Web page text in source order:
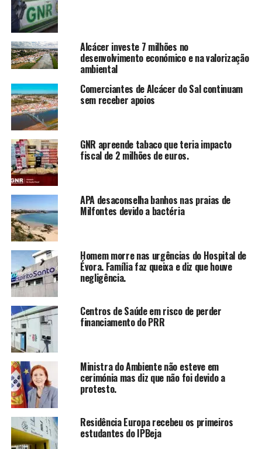
Alcácer investe 7 milhões no
desenvolvimento económico e na valorização
ambiental
Comerciantes de Alcácer do Sal continuam
sem receber apoios
GNR apreende tabaco que teria impacto
fiscal de 2 milhões de euros.
APA desaconselha banhos nas praias de
Milfontes devido a bactéria
Homem morre nas urgências do Hospital de
Évora. Família faz queixa e diz que houve
negligência.
Centros de Saúde em risco de perder
financiamento do PRR
Ministra do Ambiente não esteve em
cerimónia mas diz que não foi devido a
protesto.
Residência Europa recebeu os primeiros
estudantes do IPBeja